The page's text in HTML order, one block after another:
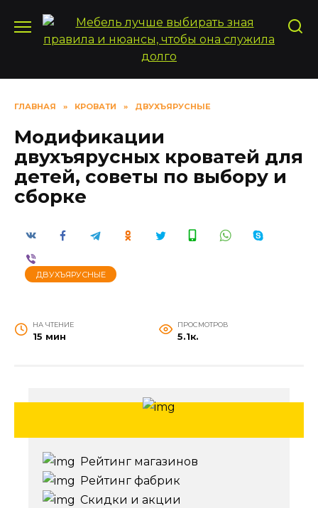
содержанию
ГЛАВНАЯ » КРОВАТИ » ДВУХЪЯРУСНЫЕ
Модификации
двухъярусных кроватей для
детей, советы по выбору и
сборке
ДВУХЪЯРУСНЫЕ
НА ЧТЕНИЕ
15 мин
ПРОСМОТРОВ
5.1к.
Рейтинг магазинов
Рейтинг фабрик
Скидки и акции